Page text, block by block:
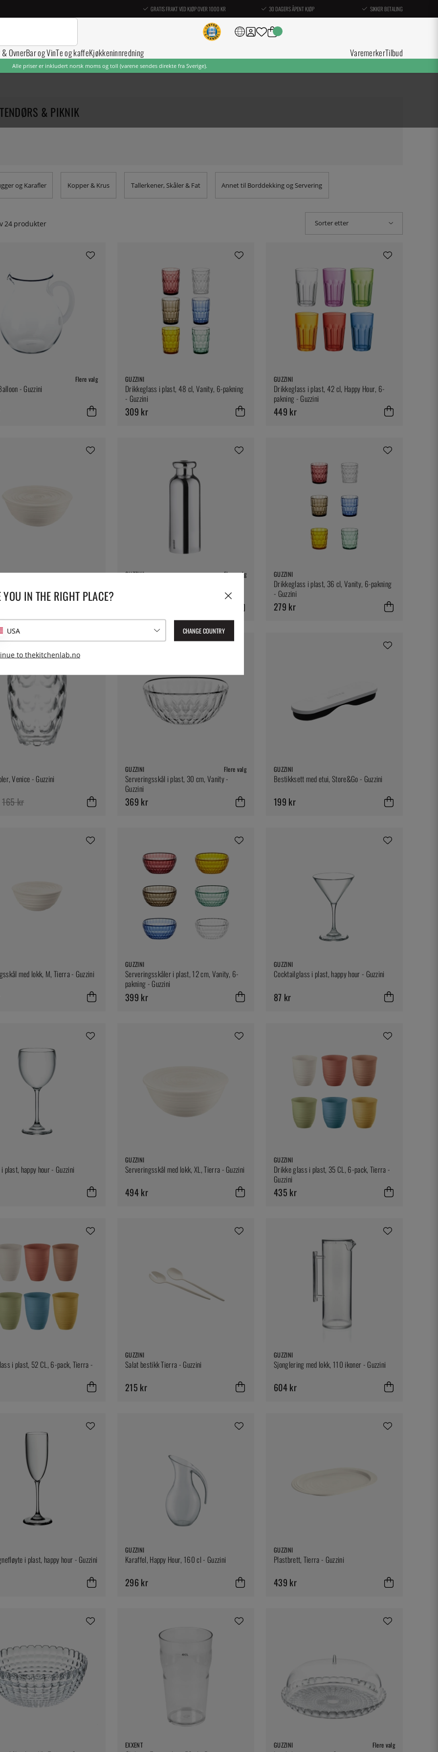
GRATIS FRAKT VED KJØP OVER 1000 KR 30 DAGERS ÅPENT KJØP SIKKER BETALING
OvnerBar og VinTe og kaffeKjøkkeninnredning VaremerkerTilbud
Alle priser er inkludert norsk moms og toll (varene sendes direkte fra Sverige).
& PIKNIK
og Karafler Kopper & Krus Tallerkener, Skåler & Fat Annet til Borddekking og Servering
24 produkter Sorter etter
Flere valg
- Guzzini
GUZZINI
Drikkeglass i plast, 48 cl, Vanity, 6-pakning
- Guzzini
309 kr
GUZZINI
Drikkeglass i plast, 42 cl, Happy Hour, 6-
pakning - Guzzini
449 kr
GUZZINI Flere valg GUZZINI
Drikkeglass i plast, 36 cl, Vanity, 6-pakning
- Guzzini
279 kr
Venice - Guzzini
165 kr
GUZZINI Flere valg
Serveringsskål i plast, 30 cm, Vanity -
Guzzini
369 kr
GUZZINI
Bestikksett med etui, Store&Go - Guzzini
199 kr
med lokk, M, Tierra - Guzzini
GUZZINI
Serveringsskåler i plast, 12 cm, Vanity, 6-
pakning - Guzzini
399 kr
GUZZINI
Cocktailglass i plast, happy hour - Guzzini
87 kr
plast, happy hour - Guzzini
GUZZINI
Serveringsskål med lokk, XL, Tierra - Guzzini
494 kr
GUZZINI
Drikke glass i plast, 35 CL, 6-pack, Tierra -
Guzzini
435 kr
i plast, 52 CL, 6-pack, Tierra -
GUZZINI
Salat bestikk Tierra - Guzzini
215 kr
GUZZINI
Sjonglering med lokk, 110 ikoner - Guzzini
604 kr
i plast, happy hour - Guzzini
GUZZINI
Karaffel, Happy Hour, 160 cl - Guzzini
296 kr
GUZZINI
Plastbrett, Tierra - Guzzini
439 kr
EXXENT GUZZINI Flere valg
YOU IN THE RIGHT PLACE?
USA CHANGE COUNTRY
to thekitchenlab.no